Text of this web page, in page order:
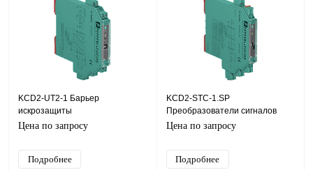
KCD2-UT2-1 Барьер
искрозащиты
Цена по запросу
Подробнее
KCD2-STC-1.SP
Преобразователи сигналов
KCD 1хAI (4...20 мА), SIL2
Цена по запросу
Подробнее